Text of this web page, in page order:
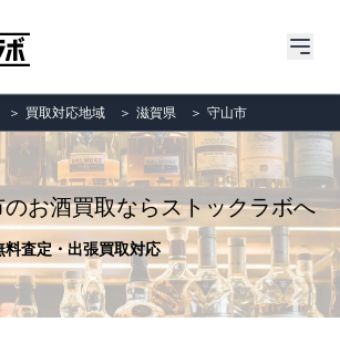
＞ 買取対応地域 ＞ 滋賀県 ＞ 守山市
お酒買取ならストックラボへ
査定・出張買取対応